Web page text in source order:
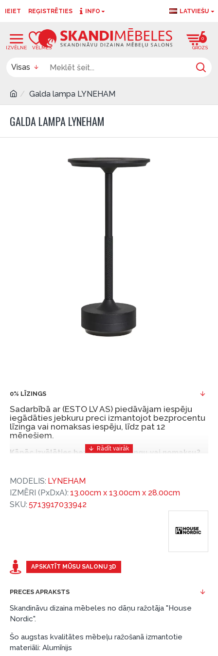
IEIET REĢISTRĒTIES INFO LATVIEŠU
0
Visas
Galda lampa LYNEHAM
GALDA LAMPA LYNEHAM
0% LĪZINGS
Sadarbībā ar (ESTO LV AS) piedāvājam iespēju
iegādāties jebkuru preci izmantojot bezprocentu
līzinga vai nomaksas iespēju, līdz pat 12
mēnešiem.
Kāpēc izvēlēties bezprocentu līzingu vai nomaksu?
un izdevīgs finansēšanas risinājums, lai iegādātos
vajadzīgās preces tulīt, bet par tām norēķinoties
vēlāk.
priekšrocības bez pirmās iemaksas un ar nomaksas
Piemērs: Preces cena 300 €, termiņš: 12 mēneši,
pirmā iemaksa: 0 €, ikmēneša maksājums: 25 €,
salonu Dārzciema ielā 91, Rīga, Latvija.
Dokumentu prasības:
ESTO LV AS (Dokumentu noformēšanai
APSKATĪT MŪSU SALONU 3D
PRECES APRAKSTS
Skandināvu dizaina mēbeles no dāņu ražotāja "House
Nordic".
Šo augstas kvalitātes mēbeļu ražošanā izmantotie
materiāli: Alumīnijs
MODELIS: LYNEHAM
IZMĒRI (PxDxA): 13.00cm x 13.00cm x 28.00cm
SKU: 5713917033942